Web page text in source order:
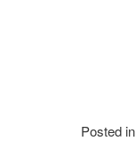
Posted in